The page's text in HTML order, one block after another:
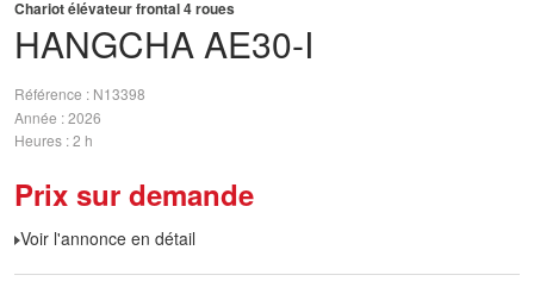
HANGCHAAE30-I
Chariot élévateur frontal 4 roues
Référence
N13398
Année 2026
Heures 2 h
Prix sur demande
Voir l'annonce en détail